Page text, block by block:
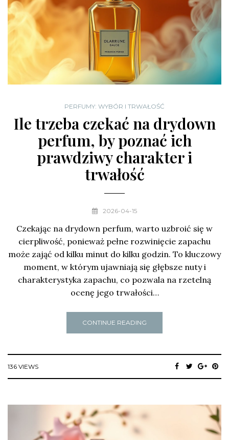
PERFUMY: WYBÓR I TRWAŁOŚĆ
Ile trzeba czekać na drydown
perfum, by poznać ich
prawdziwy charakter i
trwałość
2026-04-15
Czekając na drydown perfum, warto uzbroić się w
cierpliwość, ponieważ pełne rozwinięcie zapachu
może zająć od kilku minut do kilku godzin. To kluczowy
moment, w którym ujawniają się głębsze nuty i
charakterystyka zapachu, co pozwala na rzetelną
ocenę jego trwałości…
CONTINUE READING
136 VIEWS